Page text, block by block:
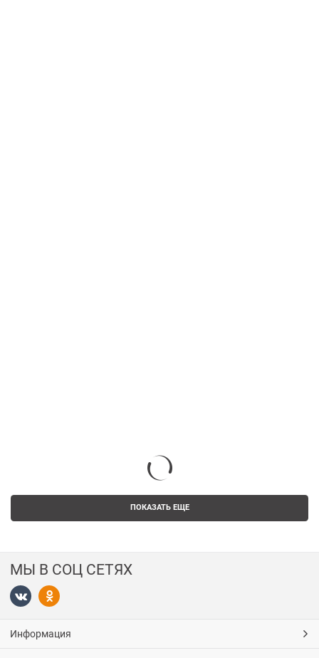
ПОКАЗАТЬ ЕЩЕ
МЫ В СОЦ СЕТЯХ
Информация